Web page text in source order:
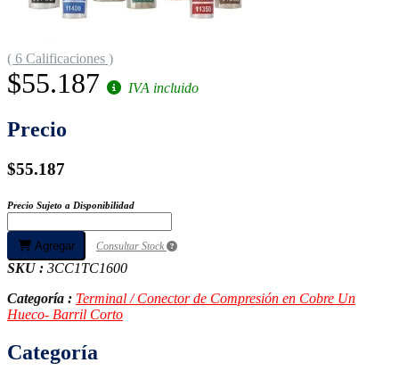
( 6 Calificaciones )
$55.187 IVA incluido
Precio
$55.187
Precio Sujeto a Disponibilidad
Agregar Consultar Stock
SKU : 3CC1TC1600
Categoría : Terminal / Conector de Compresión en Cobre Un
Hueco- Barril Corto
Categoría